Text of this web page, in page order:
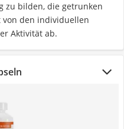
zu bilden, die getrunken
von den individuellen
Aktivität ab.